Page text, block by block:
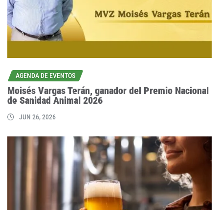
AGENDA DE EVENTOS
Moisés Vargas Terán, ganador del Premio Nacional
de Sanidad Animal 2026
JUN 26, 2026